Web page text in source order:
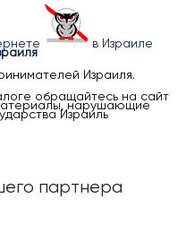
в Израиле
Израиля.
обращайтесь на сайт
нарушающие
Израиль
партнера